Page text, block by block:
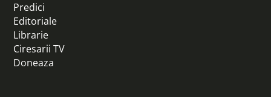
Predici
Editoriale
Librarie
Ciresarii TV
Doneaza